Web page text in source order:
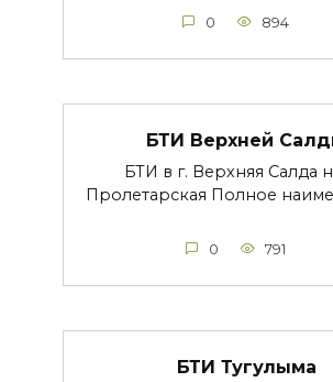
0 894
БТИ Верхней
БТИ в г. Верхняя Салда
Пролетарская Полное
0 791
БТИ Тугулыма